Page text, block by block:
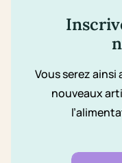
Vous serez
nouveaux